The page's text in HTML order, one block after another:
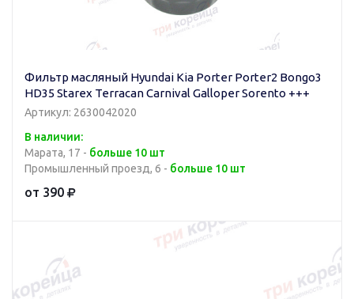
Фильтр масляный Hyundai Kia Porter Porter2 Bongo3
HD35 Starex Terracan Carnival Galloper Sorento +++
Артикул: 2630042020
В наличии:
Марата, 17 - больше 10 шт
Промышленный проезд, 6 - больше 10 шт
от 390